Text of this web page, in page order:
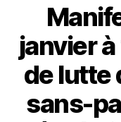
janvier à
de lutte
sans-